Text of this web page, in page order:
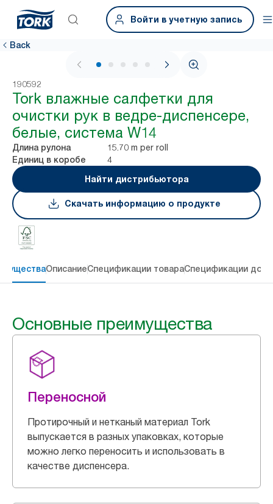
Войти в учетную запись
Back
1 / 6
190592
Tork влажные салфетки для
очистки рук в ведре-диспенсере,
белые, система W14
Длина рулона 15.70 m per roll
Единиц в коробе
4
Найти дистрибьютора
Скачать информацию о продукте
ОписаниеСпецификации товараСпецификации
Основные преимущества
Переносной
Протирочный и нетканый материал Tork
выпускается в разных упаковках, которые
можно легко переносить и использовать в
качестве диспенсера.